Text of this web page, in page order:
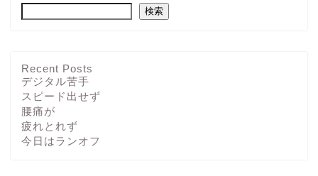
検索
Recent Posts
デジタル苦手
スピード出せず
腰痛が
疲れとれず
今日はランオフ